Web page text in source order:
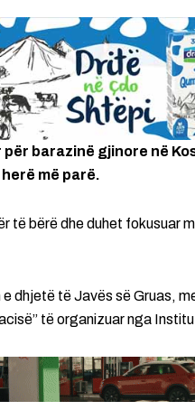
barazinë gjinore në
më parë.
të bërë dhe duhet fokusuar
dhjetë të Javës së Gruas,
të organizuar nga